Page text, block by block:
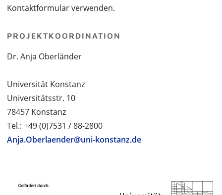
Kontaktformular verwenden.
PROJEKTKOORDINATION
Dr. Anja Oberländer
Universität Konstanz
Universitätsstr. 10
78457 Konstanz
Tel.: +49 (0)7531 / 88-2800
Anja.Oberlaender@uni-konstanz.de